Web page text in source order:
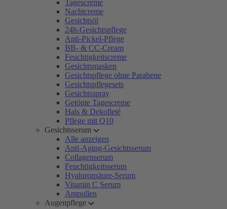
Tagescreme
Nachtcreme
Gesichtsöl
24h-Gesichtspflege
Anti-Pickel-Pflege
BB- & CC-Cream
Feuchtigkeitscreme
Gesichtsmasken
Gesichtspflege ohne Parabene
Gesichtspflegesets
Gesichtsspray
Getönte Tagescreme
Hals & Dekolleté
Pflege mit Q10
Gesichtsserum
Alle anzeigen
Anti-Aging-Gesichtsserum
Collagenserum
Feuchtigkeitsserum
Hyaluronsäure-Serum
Vitamin C Serum
Ampullen
Augenpflege